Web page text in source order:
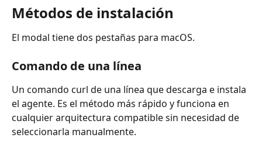
Métodos de instalación
El modal tiene dos pestañas para macOS.
Comando de una línea
Un comando curl de una línea que descarga e instala
el agente. Es el método más rápido y funciona en
cualquier arquitectura compatible sin necesidad de
seleccionarla manualmente.